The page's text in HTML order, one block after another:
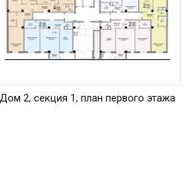
Дом 2, секция 1, план первого этажа